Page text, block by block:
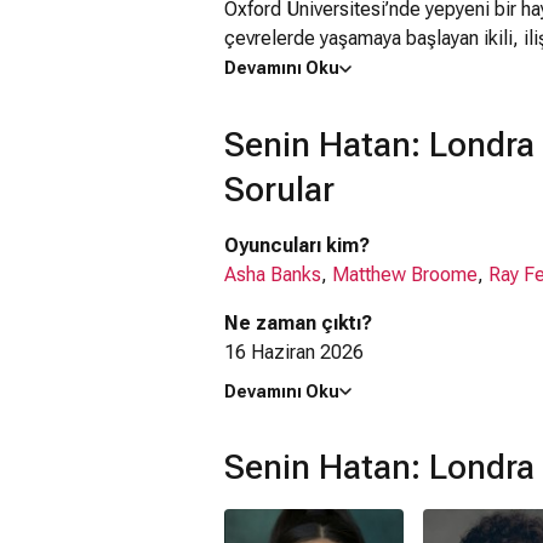
Oxford Üniversitesi’nde yepyeni bir
çevrelerde yaşamaya başlayan ikili,
karşıya kalır.
her geçen gün daha da zorlar. Bir
yandan birbirlerine duydukları aşkı
gizlenen gerçekler ilişkilerini geri
Özellikle yasak aşk temasını
kardeşi Nick arasındaki karmaşık
seven izleyiciler için dikkat çekici bir
fedakârlık, güven ve sadakatle nasıl
Devamını Oku
Senin Hatan: Londra
Sorular
Oyuncuları kim?
Asha Banks, Matthew Broome, Ray
Ne zaman çıktı?
16 Haziran 2026
Senin Hatan: Londra filmi nerede
Kaç saat?
2 saat 3 dakika
Devamını Oku
Senin Hatan: Londra